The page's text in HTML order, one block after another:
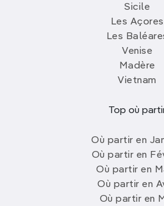
Sicile
Les Açores
Les
Venise
Madère
Vietnam
Top où
Où partir en
Où partir en
Où partir en
Où partir en
Où partir en